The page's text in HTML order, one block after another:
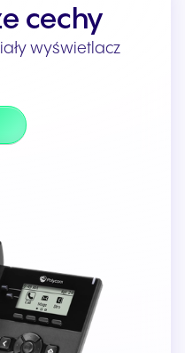
cechy
wyświetlacz